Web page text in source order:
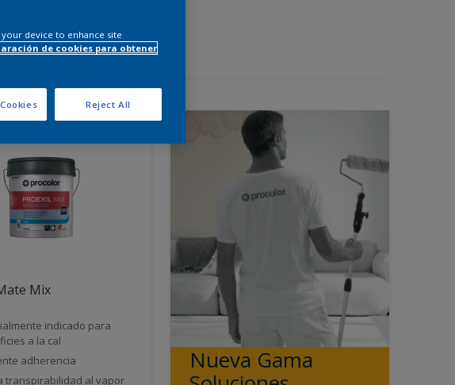
Mix
indicado para
a la cal
adherencia
transpirabilidad al vapor
Nueva Gama
device to enhance site
de cookies para obtener
Reject All